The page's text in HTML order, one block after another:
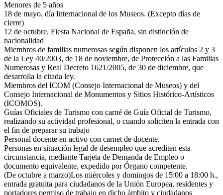
Menores de 5 años
18 de mayo, día Internacional de los Museos. (Excepto días de
cierre)
12 de octubre, Fiesta Nacional de España, sin distinción de
nacionalidad
Miembros de familias numerosas según disponen los artículos 2 y 3
de la Ley 40/2003, de 18 de noviembre, de Protección a las Familias
Numerosas y Real Decreto 1621/2005, de 30 de diciembre, que
desarrolla la citada ley.
Miembros del ICOM (Consejo Internacional de Museos) y del
Consejo Internacional de Monumentos y Sitios Histórico-Artísticos
(ICOMOS).
Guías Oficiales de Turismo con carné de Guía Oficial de Turismo,
realizando su actividad profesional, o cuando soliciten la entrada con
el fin de preparar su trabajo
Personal docente en activo con carnet de docente.
Personas en situación legal de desempleo que acrediten esta
circunstancia, mediante Tarjeta de Demanda de Empleo o
documento equivalente, expedido por Órgano competente.
(De octubre a marzo)Los miércoles y domingos de 15:00 a 18:00 h.,
entrada gratuita para ciudadanos de la Unión Europea, residentes y
portadores permiso de trabajo en dicho ámbito y ciudadanos